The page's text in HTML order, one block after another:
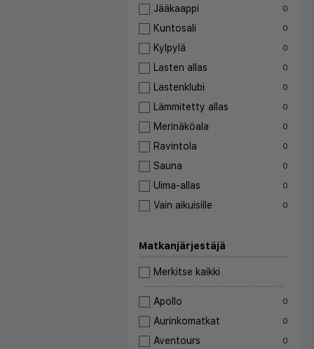
Jääkaappi 0
Kuntosali 0
Kylpylä 0
Lasten allas 0
Lastenklubi 0
Lämmitetty allas 0
Merinäköala 0
Ravintola 0
Sauna 0
Uima-allas 0
Vain aikuisille 0
Matkanjärjestäjä
Merkitse kaikki
Apollo 0
Aurinkomatkat 0
Aventours 0